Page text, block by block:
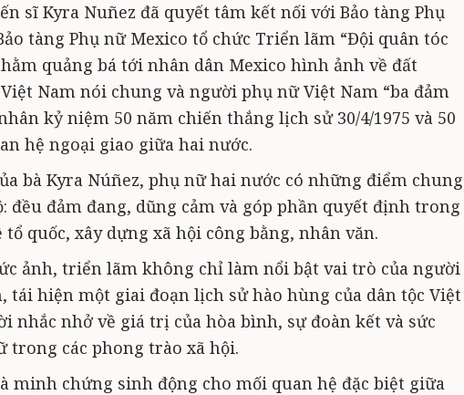
sĩ Kyra Nuñez đã quyết tâm kết nối với Bảo tàng Phụ
tàng Phụ nữ Mexico tổ chức Triển lãm “Đội quân tóc
quảng bá tới nhân dân Mexico hình ảnh về đất
Nam nói chung và người phụ nữ Việt Nam “ba đảm
kỷ niệm 50 năm chiến thắng lịch sử 30/4/1975 và 50
hệ ngoại giao giữa hai nước.
bà Kyra Núñez, phụ nữ hai nước có những điểm chung
đều đảm đang, dũng cảm và góp phần quyết định trong
tổ quốc, xây dựng xã hội công bằng, nhân văn.
ảnh, triển lãm không chỉ làm nổi bật vai trò của người
tái hiện một giai đoạn lịch sử hào hùng của dân tộc Việt
nhắc nhở về giá trị của hòa bình, sự đoàn kết và sức
trong các phong trào xã hội.
minh chứng sinh động cho mối quan hệ đặc biệt giữa